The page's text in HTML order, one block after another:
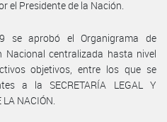
el Presidente de la Nación.
se aprobó el Organigrama de
centralizada hasta nivel
objetivos, entre los que se
a la SECRETARÍA LEGAL Y
NACIÓN.